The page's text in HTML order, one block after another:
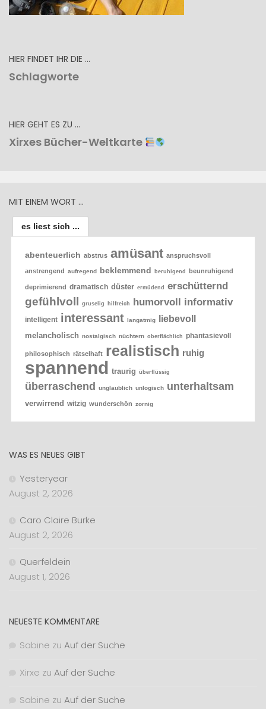
HIER FINDET IHR DIE …
Schlagworte
HIER GEHT ES ZU …
Xirxes Bücher-Weltkarte
MIT EINEM WORT …
es liest sich ...
abenteuerlich abstrus amüsant anspruchsvoll
anstrengend aufregend beklemmend beruhigend beunruhigend
deprimierend dramatisch düster ermüdend erschütternd
gefühlvoll gruselig hilfreich humorvoll informativ
intelligent interessant langatmig liebevoll
melancholisch nostalgisch nüchtern oberflächlich phantasievoll
philosophisch rätselhaft realistisch ruhig
spannend traurig überflüssig
überraschend unglaublich unlogisch unterhaltsam
verwirrend witzig wunderschön zornig
WAS ES NEUES GIBT
Yesteryear
August 2, 2026
Caro Claire Burke
August 2, 2026
Querfeldein
August 1, 2026
NEUESTE KOMMENTARE
Sabine zu Auf der Suche
Xirxe zu Auf der Suche
Sabine zu Auf der Suche